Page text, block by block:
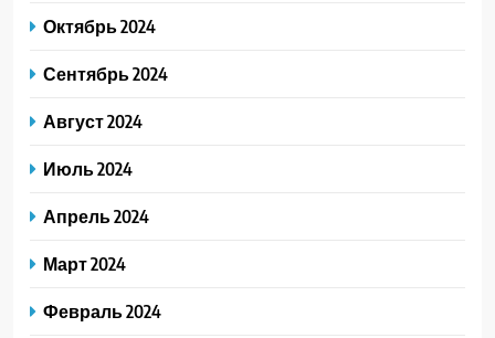
Октябрь 2024
Сентябрь 2024
Август 2024
Июль 2024
Апрель 2024
Март 2024
Февраль 2024